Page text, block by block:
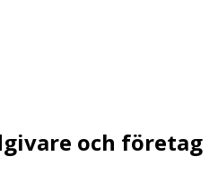
och företag